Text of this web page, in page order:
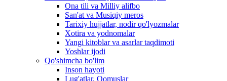
Ona tili va Milliy alifbo
San'at va Musiqiy meros
Tarixiy hujjatlar, nodir qo'lyozmalar
Xotira va yodnomalar
Yangi kitoblar va asarlar taqdimoti
Yoshlar ijodi
Qo'shimcha bo'lim
Inson hayoti
Lug'atlar, Qomuslar